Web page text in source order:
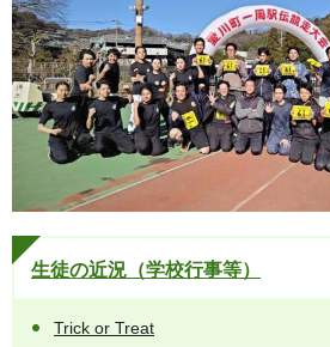
生徒の近況（学校行事等）
Trick or Treat